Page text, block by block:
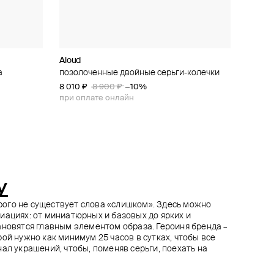
Aloud
позолоченные двойные серьги-колечки
8 010 ₽ 8 900 ₽ −10%
при оплате онлайн
Herald Percy
серьги-полумесяцы с кристаллами
5 850 ₽ 6 500 ₽ −10%
при оплате онлайн
Herald Percy
серебристый кафф с белыми
жемчужинами и кристаллами
5 400 ₽
AQUAGIRL
золотистые серьги в виде резьбы и гаек
6 930 ₽ 7 700 ₽ −10%
при оплате онлайн
не существует слова «слишком». Здесь можно
от миниатюрных и базовых до ярких и
главным элементом образа. Героиня бренда –
нужно как минимум 25 часов в сутках, чтобы все
украшений, чтобы, поменяв серьги, поехать на